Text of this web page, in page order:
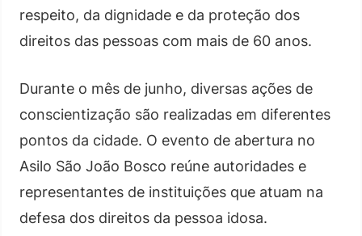
respeito, da dignidade e da proteção dos
direitos das pessoas com mais de 60 anos.
Durante o mês de junho, diversas ações de
conscientização são realizadas em diferentes
pontos da cidade. O evento de abertura no
Asilo São João Bosco reúne autoridades e
representantes de instituições que atuam na
defesa dos direitos da pessoa idosa.